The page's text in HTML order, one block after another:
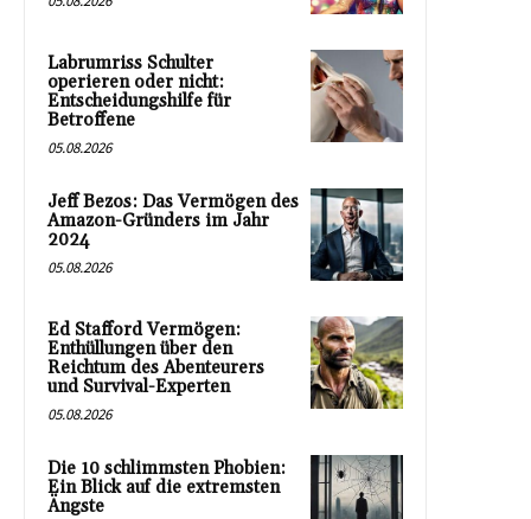
Labrumriss Schulter
operieren oder nicht:
Entscheidungshilfe für
Betroffene
05.08.2026
Jeff Bezos: Das Vermögen des
Amazon-Gründers im Jahr
2024
05.08.2026
Ed Stafford Vermögen:
Enthüllungen über den
Reichtum des Abenteurers
und Survival-Experten
05.08.2026
Die 10 schlimmsten Phobien:
Ein Blick auf die extremsten
Ängste